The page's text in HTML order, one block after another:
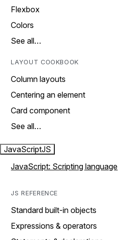
Flexbox
Colors
See all…
LAYOUT COOKBOOK
Column layouts
Centering an element
Card component
See all…
JavaScriptJS
JavaScript: Scripting language
JS REFERENCE
Standard built-in objects
Expressions & operators